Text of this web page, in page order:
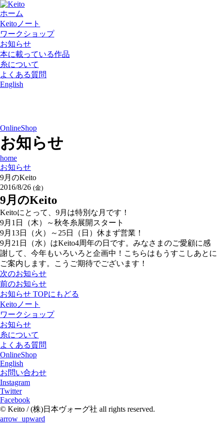
ホーム
Keitoノート
ワークショップ
お知らせ
本に載っている作品
糸について
よくある質問
English
OnlineShop
お知らせ
home
お知らせ
9月のKeito
2016/8/26 (金)
9月のKeito
Keitoにとって、9月は特別な月です！
9月1日（木）～秋冬糸展開スタート
9月13日（火）～25日（日）休まず営業！
9月21日（水）はKeito4周年の日です。みなさまのご愛顧に感
謝して、今年もいろいろと企画中！こちらはもうすこしあとに
ご案内します。こうご期待でございます！
次のお知らせ
前のお知らせ
お知らせ TOPにもどる
Keitoノート
ワークショップ
お知らせ
糸について
よくある質問
OnlineShop
English
お問い合わせ
Instagram
Twitter
Facebook
© Keito / (株)日本ヴォーグ社 all rights reserved.
arrow_upward